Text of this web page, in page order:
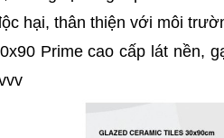
hại, thân thiện với môi
Prime cao cấp lát nền,